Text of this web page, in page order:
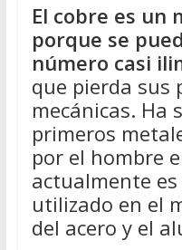
El cobre es un
porque se
número casi
que pierda sus
mecánicas. Ha
primeros
por el hombre
actualmente
utilizado en el
del acero y el